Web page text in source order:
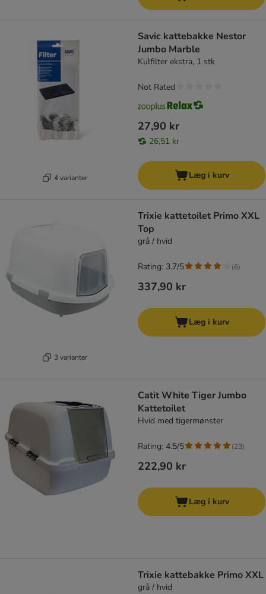
4 varianter
Savic kattebakke Nestor
Jumbo Marble
Kulfilter ekstra, 1 stk
27,90 kr
26,51 kr
Not Rated
Læg i kurv
3 varianter
Trixie kattetoilet Primo XXL
Top
grå / hvid
337,90 kr
Rating: 3.7/5 (6)
Læg i kurv
Catit White Tiger Jumbo
Kattetoilet
Hvid med tigermønster
222,90 kr
Rating: 4.5/5 (23)
Læg i kurv
Trixie kattebakke Primo XXL
grå / hvid